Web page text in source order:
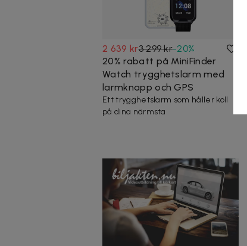
2 639 kr3 299 kr-20%
20% rabatt på MiniFinder
Watch trygghetslarm med
larmknapp och GPS
Ett trygghetslarm som håller koll
på dina närmsta